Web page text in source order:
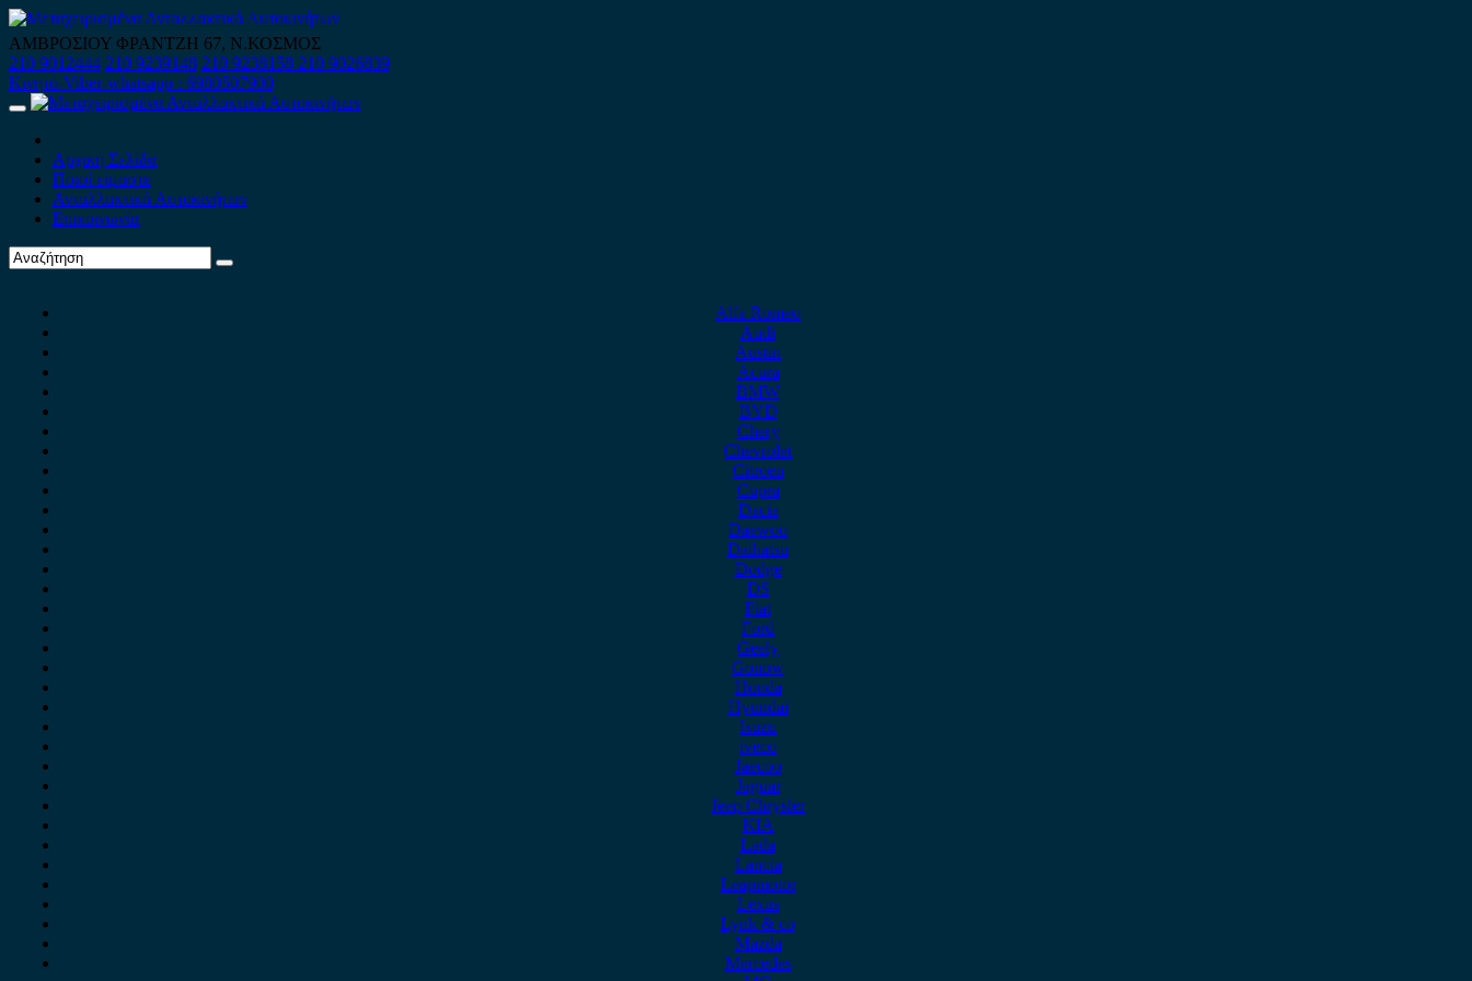
Skip
to
content
ΑΜΒΡΟΣΙΟΥ ΦΡΑΝΤΖΗ 67, Ν.ΚΟΣΜΟΣ
210 9012444 210 9239148 210 9238158 210 9026839
Κινητό-Viber-whatsapp : 6980507900
Primary
Αρχική Σελίδα
Ποιοί είμαστε
Ανταλλακτικά Αυτοκινήτων
Επικοινωνία
Alfa Romeo
Audi
Austin
Acura
BMW
BYD
Chery
Chevrolet
Citroen
Cupra
Dacia
Daewoo
Daihatsu
Dodge
DS
Fiat
Ford
Geely
Gonow
Honda
Hyundai
Isuzu
iveco
Jaecoo
Jaguar
Jeep Chrysler
KIA
Lada
Lancia
Leapmotor
Lexus
Lynk & co
Mazda
Mercedes